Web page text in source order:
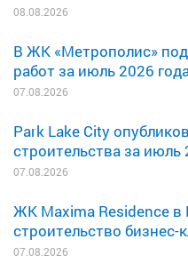
08.08.2026
В ЖК «Метрополис»
работ за июль 2026
07.08.2026
Park Lake City
строительства за июль
07.08.2026
ЖК Maxima Residence в
строительство бизнес-
07.08.2026